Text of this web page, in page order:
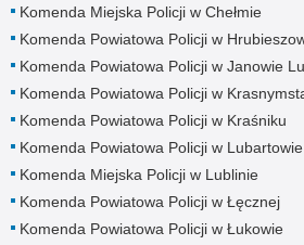
Komenda Miejska Policji w Chełmie
Komenda Powiatowa Policji w
Komenda Powiatowa Policji w Janowie
Komenda Powiatowa Policji w
Komenda Powiatowa Policji w Kraśniku
Komenda Powiatowa Policji w Lubartowie
Komenda Miejska Policji w Lublinie
Komenda Powiatowa Policji w Łęcznej
Komenda Powiatowa Policji w Łukowie